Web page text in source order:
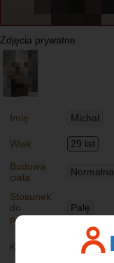
Zdjęcia prywatne
Imię Michal
Wiek 29 lat
Budowa
ciała
Normalna
Stosunek
do
papierosów
Palę
Kolor oczu Inne